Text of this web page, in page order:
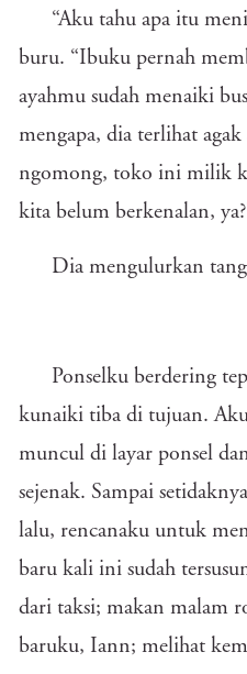
“Aku tahu apa itu
buru. “Ibuku pernah
ayahmu sudah menaiki
mengapa, dia terlihat
ngomong, toko ini milik
kita belum berkenalan,
Dia mengulurkan
Ponselku berdering
kunaiki tiba di tujuan.
muncul di layar ponsel
sejenak. Sampai
lalu, rencanaku untuk
baru kali ini sudah
dari taksi; makan malam
baruku, Iann; melihat